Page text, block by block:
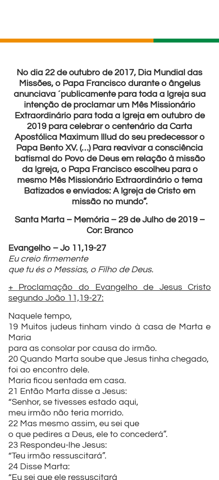
No dia 22 de outubro de 2017, Dia Mundial das
Missões, o Papa Francisco durante o ângelus
anunciava ´publicamente para toda a Igreja sua
intenção de proclamar um Mês Missionário
Extraordinário para toda a Igreja em outubro de
2019 para celebrar o centenário da Carta
Apostólica Maximum Illud do seu predecessor o
Papa Bento XV. (…) Para reavivar a consciência
batismal do Povo de Deus em relação à missão
da Igreja, o Papa Francisco escolheu para o
mesmo Mês Missionário Extraordinário o tema
Batizados e enviados: A Igreja de Cristo em
missão no mundo”.
Santa Marta – Memória – 29 de Julho de 2019 –
Cor: Branco
Evangelho – Jo 11,19-27
Eu creio firmemente
que tu és o Messias, o Filho de Deus.
+ Proclamação do Evangelho de Jesus Cristo
segundo João 11,19-27:
Naquele tempo,
19 Muitos judeus tinham vindo à casa de Marta e
Maria
para as consolar por causa do irmão.
20 Quando Marta soube que Jesus tinha chegado,
foi ao encontro dele.
Maria ficou sentada em casa.
21 Então Marta disse a Jesus:
“Senhor, se tivesses estado aqui,
meu irmão não teria morrido.
22 Mas mesmo assim, eu sei que
o que pedires a Deus, ele to concederá”.
23 Respondeu-lhe Jesus:
“Teu irmão ressuscitará”.
24 Disse Marta:
“Eu sei que ele ressuscitará